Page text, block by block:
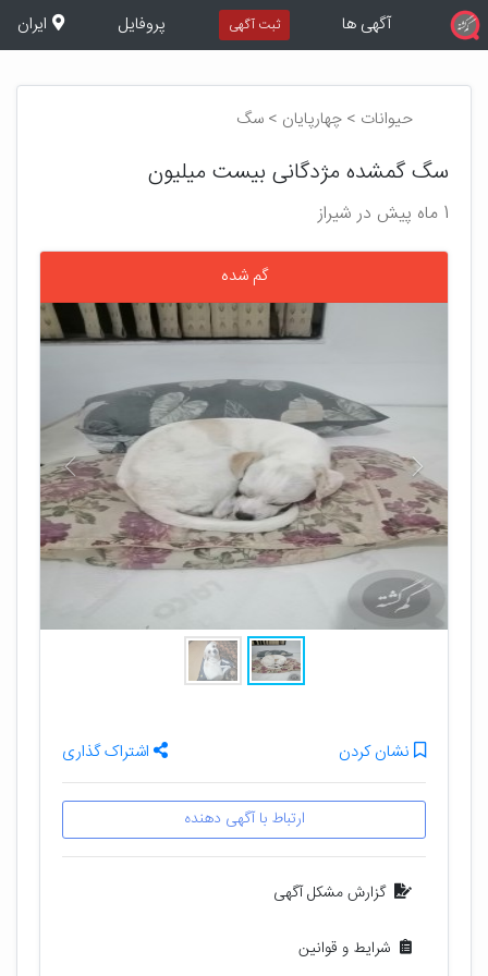
آگهی ها ثبت آگهی پروفایل ایران
حیوانات > چهارپایان > سگ
سگ گمشده مژدگانی بیست میلیون
1 ماه پیش در شیراز
گم شده
قبلی
نشان کردن اشتراک گذاری
ارتباط با آگهی دهنده
گزارش مشکل آگهی
شرایط و قوانین